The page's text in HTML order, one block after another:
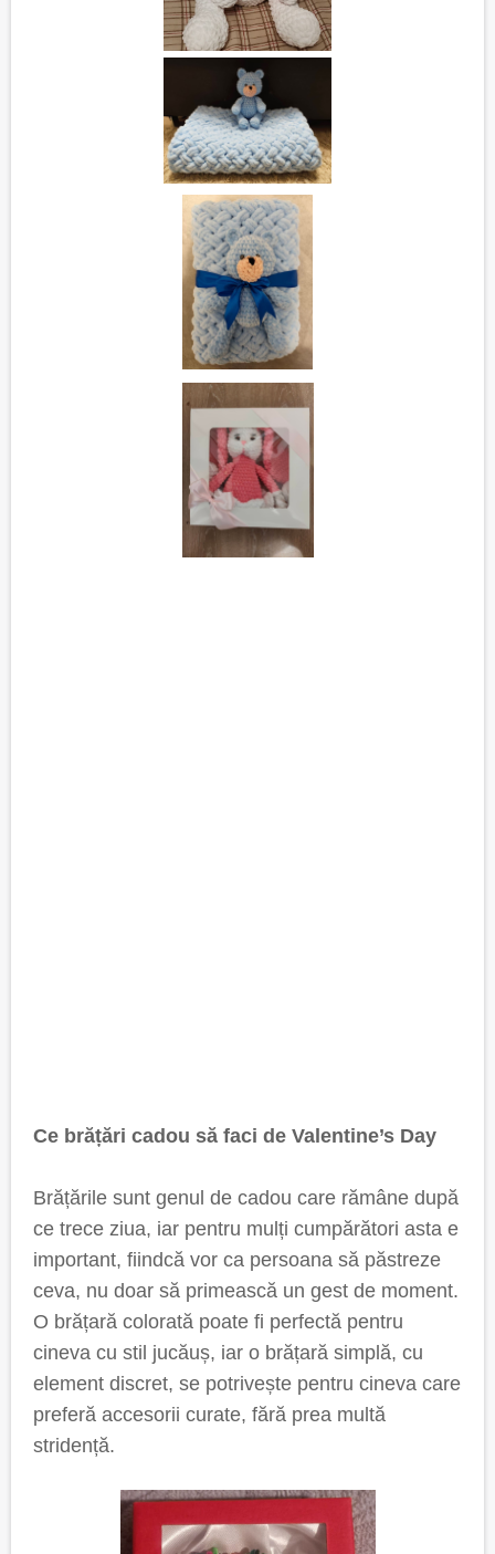
Ce brățări cadou să faci de Valentine’s Day
Brățările sunt genul de cadou care rămâne după
ce trece ziua, iar pentru mulți cumpărători asta e
important, fiindcă vor ca persoana să păstreze
ceva, nu doar să primească un gest de moment.
O brățară colorată poate fi perfectă pentru
cineva cu stil jucăuș, iar o brățară simplă, cu
element discret, se potrivește pentru cineva care
preferă accesorii curate, fără prea multă
stridență.